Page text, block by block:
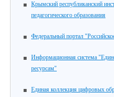
Крымский республиканский
педагогического образования
Федеральный портал
Информационная система
ресурсам"
Единая коллекция цифровых